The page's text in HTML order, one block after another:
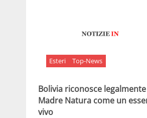
Esteri Top-News
Bolivia riconosce legalmente
Madre Natura come un
vivo